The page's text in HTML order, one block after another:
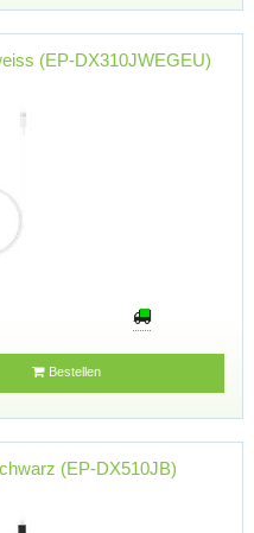
(EP-DX310JWEGEU)
Bestellen
(EP-DX510JB)